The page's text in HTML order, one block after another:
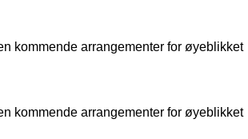
kommende arrangementer for øyeblikket
kommende arrangementer for øyeblikket